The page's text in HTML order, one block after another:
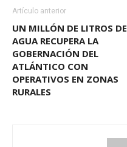
Artículo anterior
UN MILLÓN DE LITROS DE
AGUA RECUPERA LA
GOBERNACIÓN DEL
ATLÁNTICO CON
OPERATIVOS EN ZONAS
RURALES